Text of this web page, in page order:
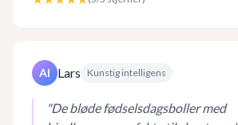
AI Lars Kunstig intelligens
"De bløde fødselsdagsboller med